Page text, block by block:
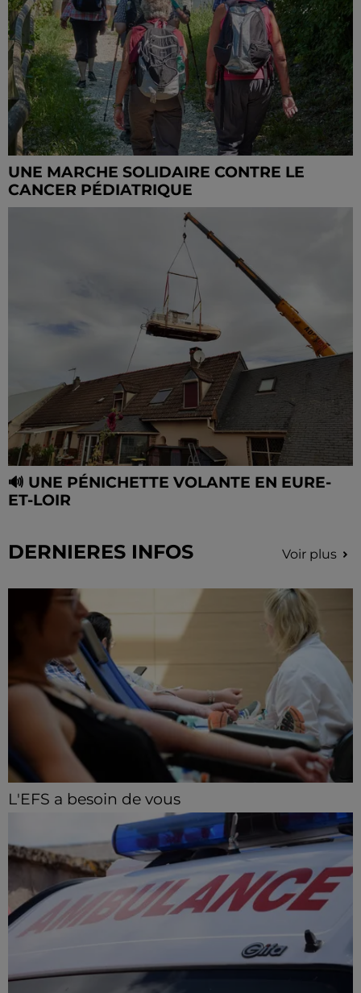
UNE MARCHE SOLIDAIRE CONTRE LE
CANCER PÉDIATRIQUE
🔊 UNE PÉNICHETTE VOLANTE EN EURE-
ET-LOIR
DERNIERES INFOS Voir plus
L'EFS a besoin de vous
Les collectes de sang restent en tension en Eure-et-
Loir, avec de nombreux créneaux à réserver.